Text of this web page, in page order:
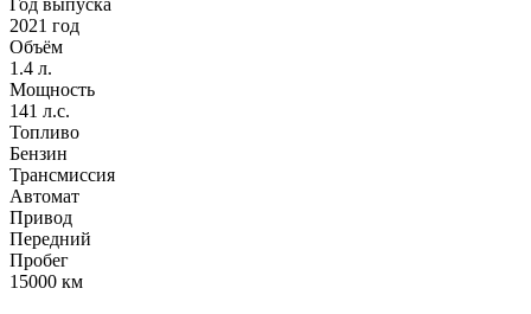
2021 год
Объём
1.4 л.
Мощность
141 л.с.
Топливо
Бензин
Трансмиссия
Автомат
Привод
Передний
Пробег
15000 км